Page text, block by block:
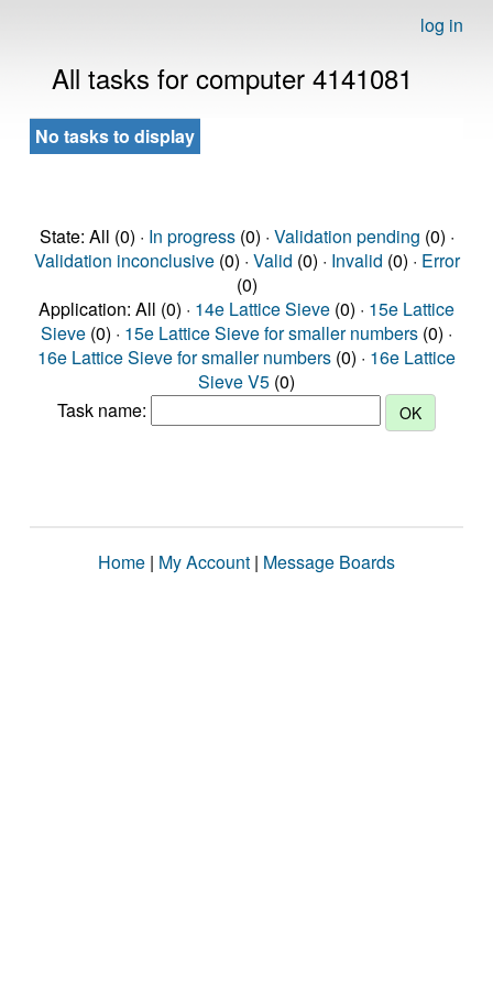
log in
All tasks for computer 4141081
No tasks to display
State: All (0) · In progress(0) · Validation pending (0) ·
Validation inconclusive(0) · Valid (0) · Invalid (0) · Error
(0)
Application: All (0) · 14e Lattice Sieve (0) · 15e Lattice
Sieve (0) · 15e Lattice Sieve for smaller numbers (0) ·
16e Lattice Sieve for smaller numbers (0) · 16e Lattice
Sieve V5 (0)
Task name:
Home | My Account | Message Boards